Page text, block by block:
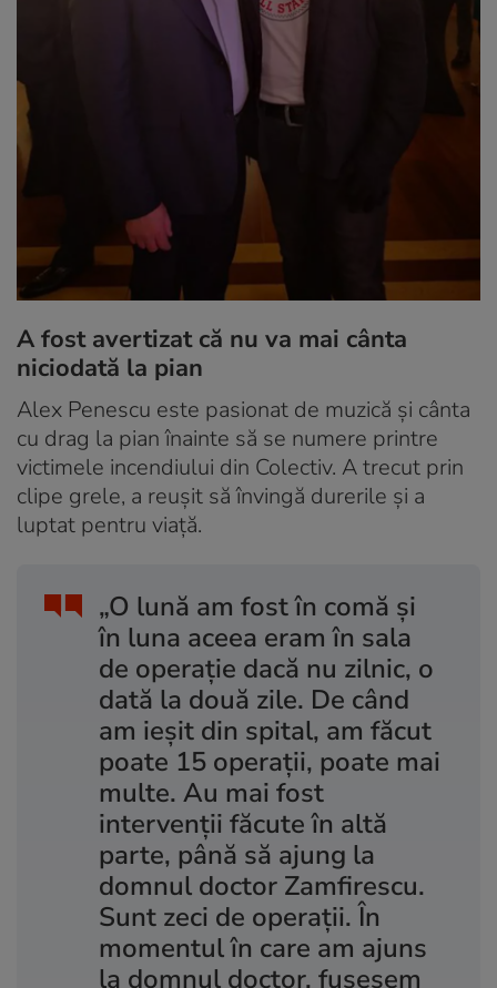
A fost avertizat că nu va mai cânta
niciodată la pian
Alex Penescu este pasionat de muzică și cânta
cu drag la pian înainte să se numere printre
victimele incendiului din Colectiv. A trecut prin
clipe grele, a reușit să învingă durerile și a
luptat pentru viață.
„O lună am fost în comă și
în luna aceea eram în sala
de operație dacă nu zilnic, o
dată la două zile. De când
am ieșit din spital, am făcut
poate 15 operații, poate mai
multe. Au mai fost
intervenții făcute în altă
parte, până să ajung la
domnul doctor Zamfirescu.
Sunt zeci de operații. În
momentul în care am ajuns
la domnul doctor, fusesem